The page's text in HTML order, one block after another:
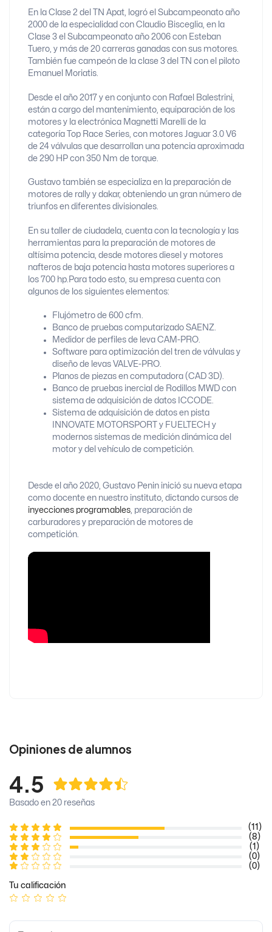
En la Clase 2 del TN Apat, logró el Subcampeonato año
2000 de la especialidad con Claudio Bisceglia, en la
Clase 3 el Subcampeonato año 2006 con Esteban
Tuero, y más de 20 carreras ganadas con sus motores.
También fue campeón de la clase 3 del TN con el piloto
Emanuel Moriatis.
Desde el año 2017 y en conjunto con Rafael Balestrini,
están a cargo del mantenimiento, equiparación de los
motores y la electrónica Magnetti Marelli de la
categoría Top Race Series, con motores Jaguar 3.0 V6
de 24 válvulas que desarrollan una potencia aproximada
de 290 HP con 350 Nm de torque.
Gustavo también se especializa en la preparación de
motores de rally y dakar, obteniendo un gran número de
triunfos en diferentes divisionales.
En su taller de ciudadela, cuenta con la tecnología y las
herramientas para la preparación de motores de
altísima potencia, desde motores diesel y motores
nafteros de baja potencia hasta motores superiores a
los 700 hp. Para todo esto, su empresa cuenta con
algunos de los siguientes elementos:
Flujómetro de 600 cfm.
Banco de pruebas computarizado SAENZ.
Medidor de perfiles de leva CAM-PRO.
Software para optimización del tren de válvulas y
diseño de levas VALVE-PRO.
Planos de piezas en computadora (CAD 3D).
Banco de pruebas inercial de Rodillos MWD con
sistema de adquisición de datos ICCODE.
Sistema de adquisición de datos en pista
INNOVATE MOTORSPORT y FUELTECH y
modernos sistemas de medición dinámica del
motor y del vehículo de competición.
Desde el año 2020, Gustavo Penin inició su nueva etapa
como docente en nuestro instituto, dictando cursos de
inyecciones programables , preparación de
carburadores y preparación de motores de
competición.
Opiniones de alumnos
4.5
Basado en 20 reseñas
(11)
(8)
(1)
(0)
(0)
Tu calificación